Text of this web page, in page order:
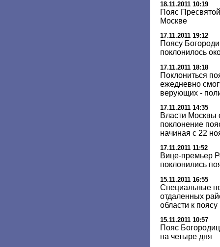
18.11.2011 10:19
Пояс
Москве
17.11.2011 19:12
Поясу
поклонилось
17.11.2011 18:18
Поклониться
ежедневно
верующих -
17.11.2011 14:35
Власти Москвы
поклонение
начиная с 22
17.11.2011 11:52
Вице-премьер
поклонились
15.11.2011 16:55
Специальные
отдаленных
области к
15.11.2011 10:57
Пояс
на четыре дня